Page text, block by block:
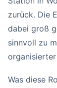
zurück. Die
dabei groß
sinnvoll zu
Was diese